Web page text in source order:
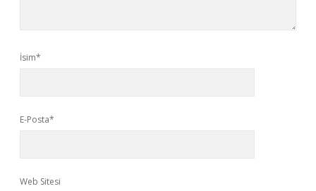
İsim*
E-Posta*
Web Sitesi